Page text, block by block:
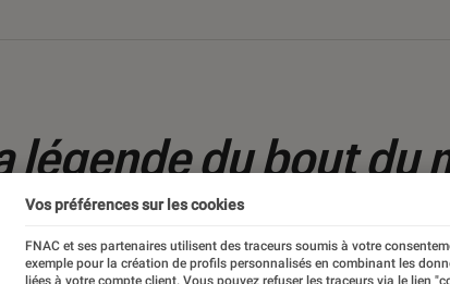
légende du bout du
il la tasse ou tient-
Morcel
Vos préférences sur les cookies
FNAC et ses partenaires utilisent des traceurs soumis à votre
exemple pour la création de profils personnalisés en combinant les
liées à votre compte client. Vous pouvez refuser les traceurs via le lien